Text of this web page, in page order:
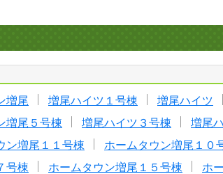
増尾 増尾ハイツ１号棟 増尾ハイツ
増尾５号棟 増尾ハイツ３号棟 増尾
ン増尾１１号棟 ホームタウン増尾１０
号棟 ホームタウン増尾１５号棟 ホ